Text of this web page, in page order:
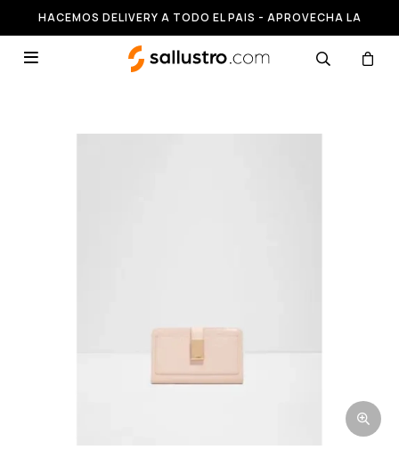
HACEMOS DELIVERY A TODO EL PAIS - APROVECHA LA
RUNNING HASTA 50% OFF
